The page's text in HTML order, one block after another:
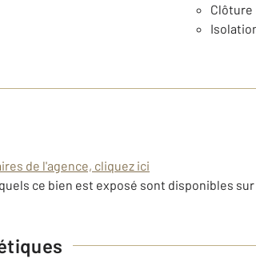
Clôture
de l'agence, cliquez ici
ce bien est exposé sont disponibles